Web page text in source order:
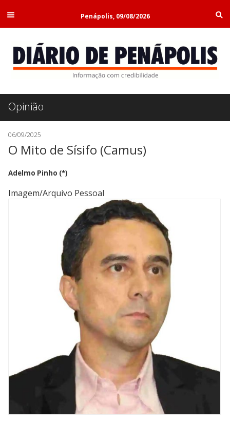
Penápolis, 09/08/2026
Opinião
06/09/2025
O Mito de Sísifo (Camus)
Adelmo Pinho (*)
Imagem/Arquivo Pessoal